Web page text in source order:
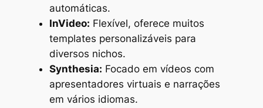
automáticas.
InVideo: Flexível, oferece muitos
templates personalizáveis para
diversos nichos.
Synthesia: Focado em vídeos com
apresentadores virtuais e narrações
em vários idiomas.